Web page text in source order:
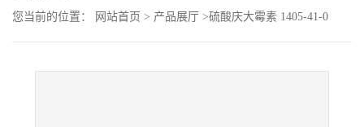
您当前的位置： 网站首页 > 产品展厅 >硫酸庆大霉素 1405-41-0